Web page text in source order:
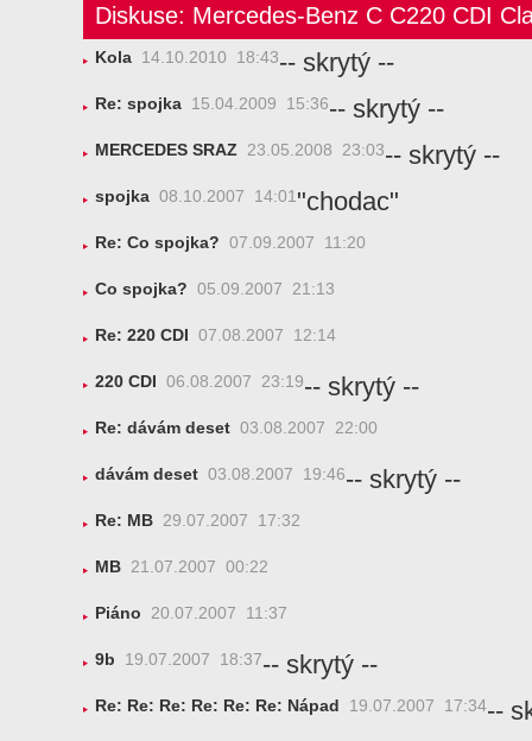
Diskuse: Mercedes-Benz C C220 CDI
Kola 14.10.2010 18:43-- skrytý --
Re: spojka 15.04.2009 15:36-- skrytý --
MERCEDES SRAZ 23.05.2008 23:03-- skrytý --
spojka 08.10.2007 14:01 "chodac"
Re: Co spojka? 07.09.2007 11:20
Co spojka? 05.09.2007 21:13
Re: 220 CDI 07.08.2007 12:14
220 CDI 06.08.2007 23:19-- skrytý --
Re: dávám deset 03.08.2007 22:00
dávám deset 03.08.2007 19:46-- skrytý --
Re: MB 29.07.2007 17:32
MB 21.07.2007 00:22
Piáno 20.07.2007 11:37
9b 19.07.2007 18:37-- skrytý --
Re: Re: Re: Re: Re: Re: Nápad 19.07.2007 17:34--